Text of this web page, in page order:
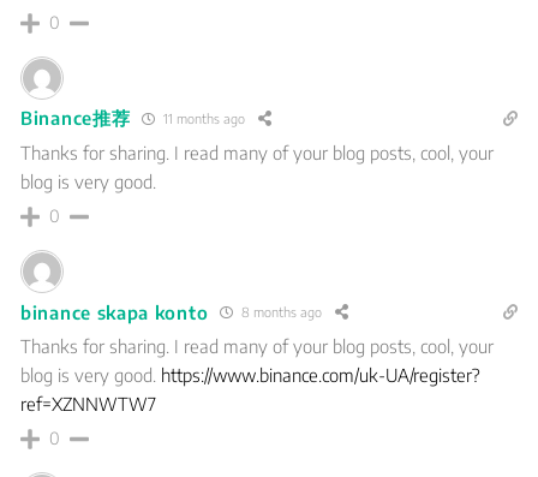
0
Binance推荐 11 months ago
Thanks for sharing. I read many of your blog posts, cool, your
blog is very good.
0
binance skapa konto 8 months ago
Thanks for sharing. I read many of your blog posts, cool, your
blog is very good. https://www.binance.com/uk-UA/register?
ref=XZNNWTW7
0